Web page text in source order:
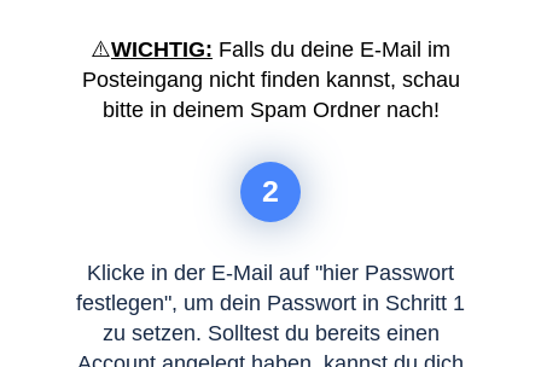
⚠️WICHTIG: Falls du deine E-Mail im
Posteingang nicht finden kannst, schau
bitte in deinem Spam Ordner nach!
2
Klicke in der E-Mail auf "hier Passwort
festlegen", um dein Passwort in Schritt 1
zu setzen. Solltest du bereits einen